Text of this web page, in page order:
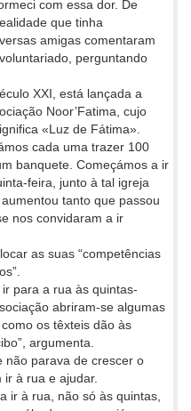
com essa dor. De
que tinha
amigas comentaram
perguntando
XXI, está lançada a
Noor’Fatima, cujo
«Luz de Fátima».
cada uma trazer 100
banquete. Começámos a ir
feira, junto à tal igreja
tanto que passou
nos convidaram a ir
as suas “competências
para a rua às quintas-
abriram-se algumas
os têxteis dão às
argumenta.
não parava de crescer o
à rua e ajudar.
ir à rua, não só às quintas,